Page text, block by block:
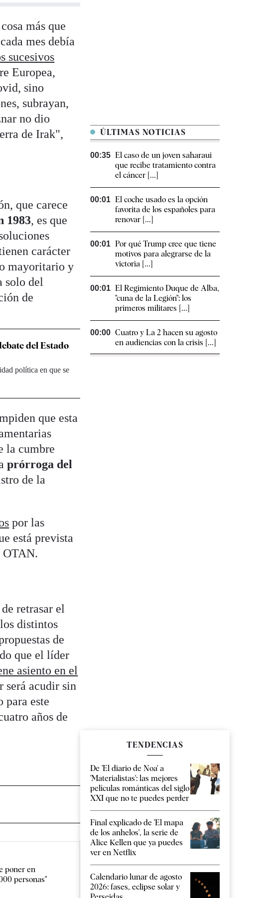
más que
mes debía
sucesivos
Europea,
sino
subrayan,
no dio
de Irak",
que carece
1983, es que
carácter
mayoritario y
solo del
de
del Estado
política en que se
que esta
la cumbre
prórroga del
de la
por las
está prevista
OTAN.
retrasar el
distintos
de
que el líder
asiento en el
será acudir sin
este
años de
poner en
personas"
ÚLTIMAS NOTICIAS
00:35 El caso de un joven saharaui
que recibe tratamiento contra
el cáncer [...]
00:01 El coche usado es la opción
favorita de los españoles para
renovar [...]
00:01 Por qué Trump cree que tiene
motivos para alegrarse de la
victoria [...]
00:01 El Regimiento Duque de Alba,
"cuna de la Legión": los
primeros militares [...]
00:00 Cuatro y La 2 hacen su agosto
en audiencias con la crisis [...]
TENDENCIAS
De 'El diario de Noa' a
'Materialistas': las mejores
películas románticas del siglo
XXI que no te puedes perder
Final explicado de 'El mapa
de los anhelos', la serie de
Alice Kellen que ya puedes
ver en Netflix
Calendario lunar de agosto
2026: fases, eclipse solar y